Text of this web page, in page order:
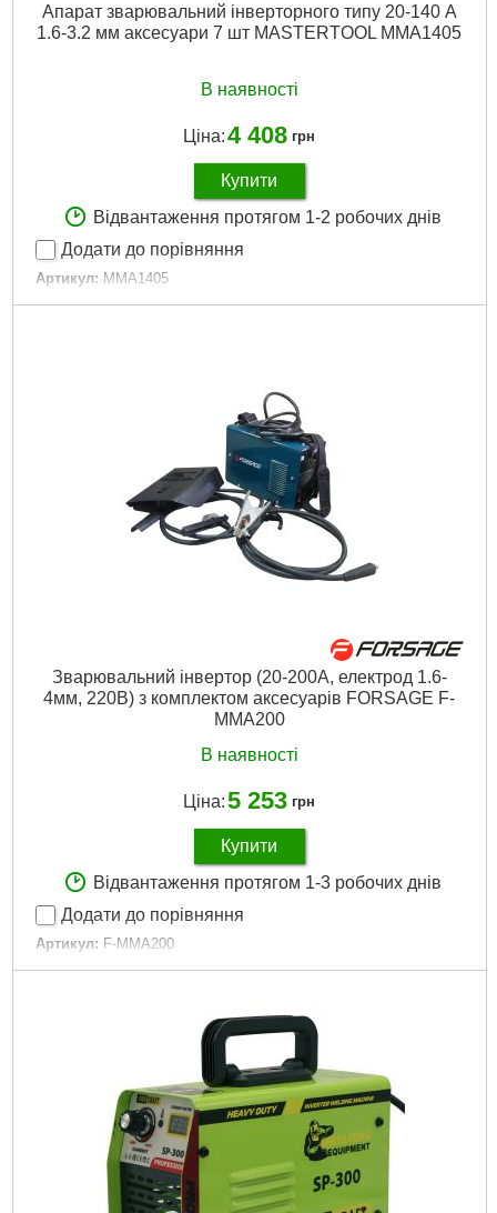
Апарат зварювальний інверторного типу 20-140 А
1.6-3.2 мм аксесуари 7 шт MASTERTOOL MMA1405
В наявності
Ціна:4 408 грн
Купити
Відвантаження протягом 1-2 робочих днів
Додати до порівняння
Артикул: MMA1405
Код товару: 22.57.40
320x225x235 мм
Докладніше...
Зварювальний інвертор (20-200А, електрод 1.6-
4мм, 220В) з комплектом аксесуарів FORSAGE F-
MMA200
В наявності
Ціна:5 253 грн
Купити
Відвантаження протягом 1-3 робочих днів
Додати до порівняння
Артикул: F-MMA200
Код товару: 23.92.47
Докладніше...